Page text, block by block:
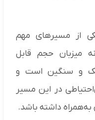
یکی از مسیرهای مهم
میزبان حجم قابل
و سنگین است و
در این مسیر
به‌همراه داشته باشد.